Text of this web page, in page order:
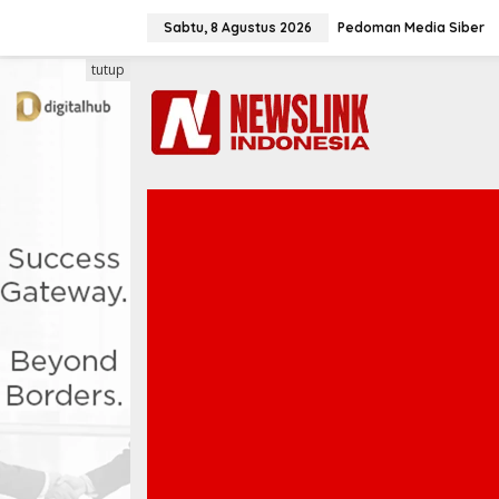
Sabtu, 8 Agustus 2026 Pedoman Media Siber
tutup